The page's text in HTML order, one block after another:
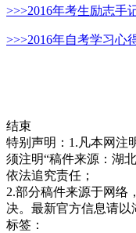
>>>2016年考生励志手
>>>2016年自考学习心
结束
特别声明：1.凡本网注
须注明“稿件来源：湖
依法追究责任；
2.部分稿件来源于网络
决。最新官方信息请以
标签：